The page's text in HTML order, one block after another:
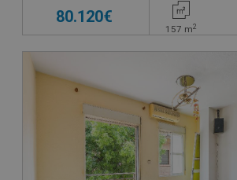
80.120€
157 m2